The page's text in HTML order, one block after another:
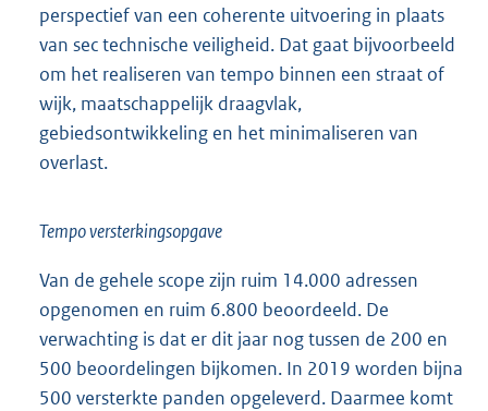
perspectief van een coherente uitvoering in plaats
van sec technische veiligheid. Dat gaat bijvoorbeeld
om het realiseren van tempo binnen een straat of
wijk, maatschappelijk draagvlak,
gebiedsontwikkeling en het minimaliseren van
overlast.
Tempo versterkingsopgave
Van de gehele scope zijn ruim 14.000 adressen
opgenomen en ruim 6.800 beoordeeld. De
verwachting is dat er dit jaar nog tussen de 200 en
500 beoordelingen bijkomen. In 2019 worden bijna
500 versterkte panden opgeleverd. Daarmee komt